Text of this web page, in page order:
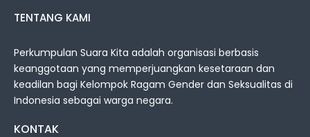
TENTANG KAMI
Perkumpulan Suara Kita adalah organisasi berbasis
keanggotaan yang memperjuangkan kesetaraan dan
keadilan bagi Kelompok Ragam Gender dan Seksualitas di
Indonesia sebagai warga negara.
KONTAK